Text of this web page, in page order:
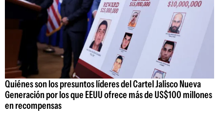
Quiénes son los presuntos líderes del Cartel Jalisco Nueva
Generación por los que EEUU ofrece más de US$100 millones
en recompensas